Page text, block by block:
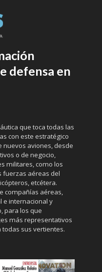
defensa en
que toca todas las
con este estratégico
nuevos aviones, desde
o de negocio,
militares, como los
fuerzas aéreas del
etcétera.
compañías aéreas,
e internacional y
para los que
más representativos
sus vertientes.